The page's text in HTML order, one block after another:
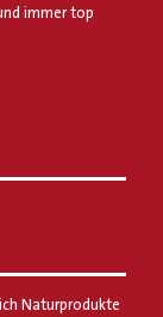
immer top
Naturprodukte